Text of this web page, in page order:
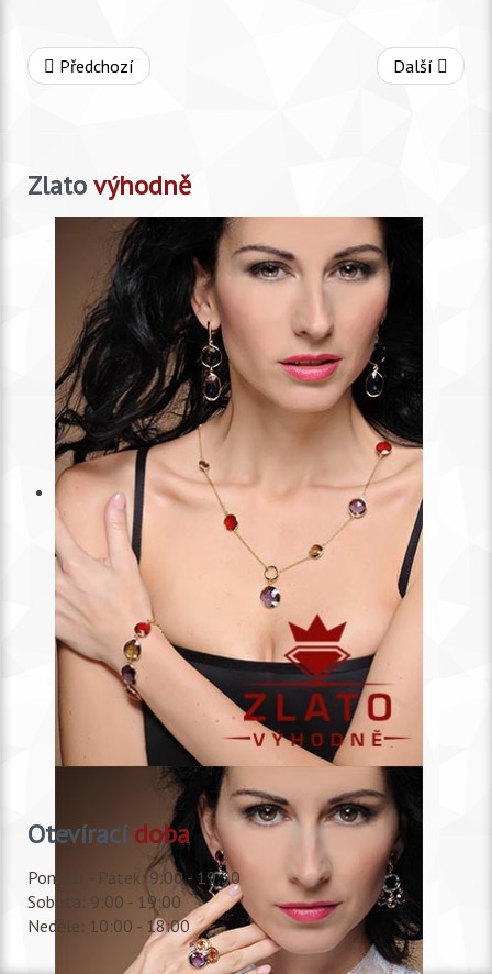
Předchozí Další
Zlatovýhodně
Otevíracídoba
Pondělí - Pátek: 9:00 - 19:30
Sobota: 9:00 - 19:00
Neděle: 10:00 - 18:00